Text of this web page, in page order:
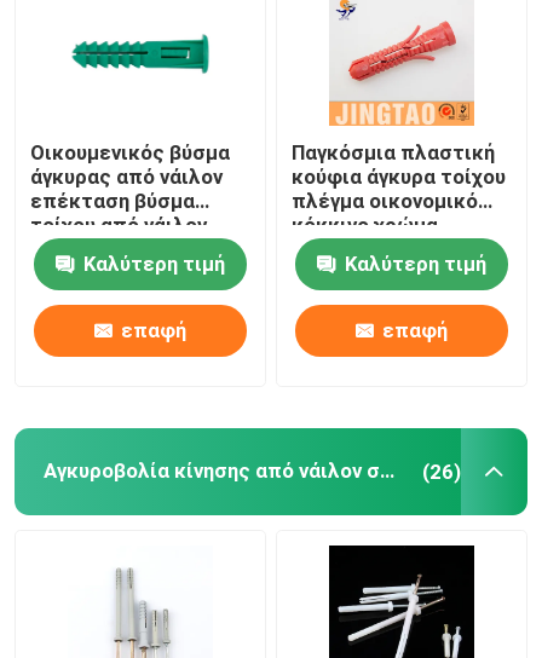
Οικουμενικός βύσμα
άγκυρας από νάιλον
επέκταση βύσμα
τοίχου από νάιλον
μήκος 25 mm
Καλύτερη τιμή
επαφή
Παγκόσμια πλαστική
κούφια άγκυρα τοίχου
πλέγμα οικονομικό
κόκκινο χρώμα
Καλύτερη τιμή
επαφή
Αγκυροβολία κίνησης από νάιλον σφυρί (26)